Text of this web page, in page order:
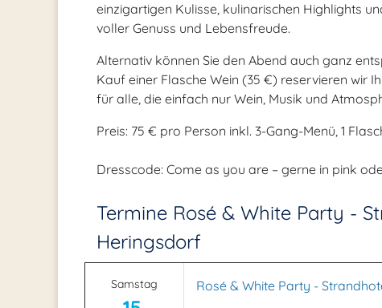
einzigartigen Kulisse, kulinarischen Highlights
voller Genuss und Lebensfreude.
Alternativ können Sie den Abend auch ganz
Kauf einer Flasche Wein (35 €) reservieren wir
für alle, die einfach nur Wein, Musik und
Preis: 75 € pro Person inkl. 3-Gang-Menü, 1
Dresscode: Come as you are – gerne in pink
Termine Rosé & White Party -
Heringsdorf
Samstag Rosé & White Party -